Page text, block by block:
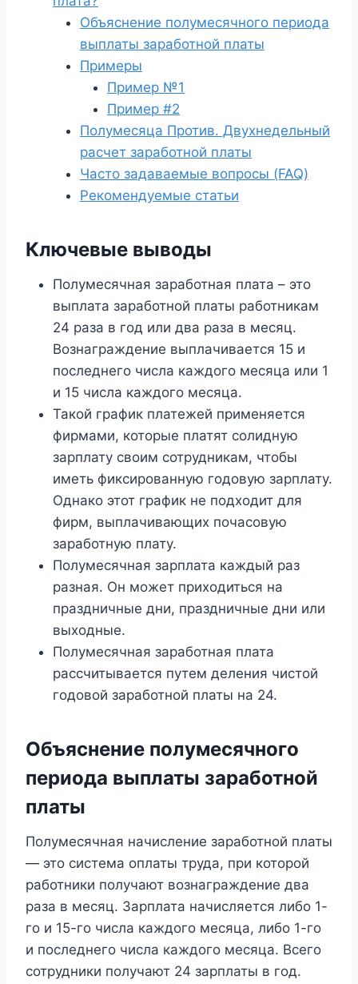
Объяснение полумесячного периода
выплаты заработной платы
Примеры
Пример №1
Пример #2
Полумесяца Против. Двухнедельный
расчет заработной платы
Часто задаваемые вопросы (FAQ)
Рекомендуемые статьи
Ключевые выводы
Полумесячная заработная плата – это
выплата заработной платы работникам
24 раза в год или два раза в месяц.
Вознаграждение выплачивается 15 и
последнего числа каждого месяца или 1
и 15 числа каждого месяца.
Такой график платежей применяется
фирмами, которые платят солидную
зарплату своим сотрудникам, чтобы
иметь фиксированную годовую зарплату.
Однако этот график не подходит для
фирм, выплачивающих почасовую
заработную плату.
Полумесячная зарплата каждый раз
разная. Он может приходиться на
праздничные дни, праздничные дни или
выходные.
Полумесячная заработная плата
рассчитывается путем деления чистой
годовой заработной платы на 24.
Объяснение полумесячного
периода выплаты заработной
платы
Полумесячная начисление заработной платы
— это система оплаты труда, при которой
работники получают вознаграждение два
раза в месяц. Зарплата начисляется либо 1-
го и 15-го числа каждого месяца, либо 1-го
и последнего числа каждого месяца. Всего
сотрудники получают 24 зарплаты в год.